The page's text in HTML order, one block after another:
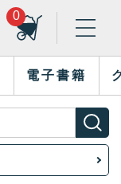
0
電子書籍